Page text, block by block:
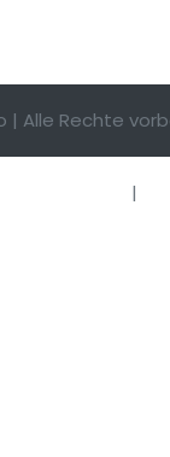
| Alle Rechte
|